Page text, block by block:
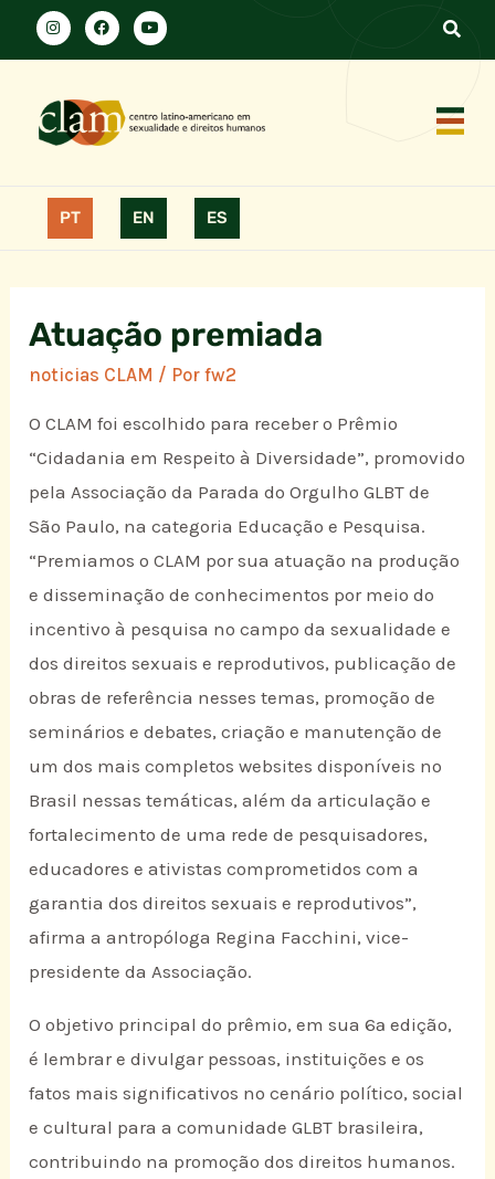
PT EN ES
Atuação premiada
noticias CLAM / Porfw2
O CLAM foi escolhido para receber o Prêmio
“Cidadania em Respeito à Diversidade”, promovido
pela Associação da Parada do Orgulho GLBT de
São Paulo, na categoria Educação e Pesquisa.
“Premiamos o CLAM por sua atuação na produção
e disseminação de conhecimentos por meio do
incentivo à pesquisa no campo da sexualidade e
dos direitos sexuais e reprodutivos, publicação de
obras de referência nesses temas, promoção de
seminários e debates, criação e manutenção de
um dos mais completos websites disponíveis no
Brasil nessas temáticas, além da articulação e
fortalecimento de uma rede de pesquisadores,
educadores e ativistas comprometidos com a
garantia dos direitos sexuais e reprodutivos”,
afirma a antropóloga Regina Facchini, vice-
presidente da Associação.
O objetivo principal do prêmio, em sua 6ª edição,
é lembrar e divulgar pessoas, instituições e os
fatos mais significativos no cenário político, social
e cultural para a comunidade GLBT brasileira,
contribuindo na promoção dos direitos humanos.